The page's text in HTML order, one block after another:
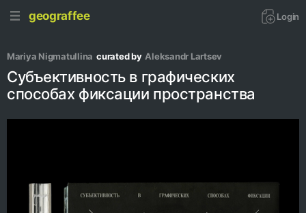
geograffee Login
Mariya Nigmatullina curated by Аleksandr Lartsev
Субъективность в графических
способах фиксации пространства